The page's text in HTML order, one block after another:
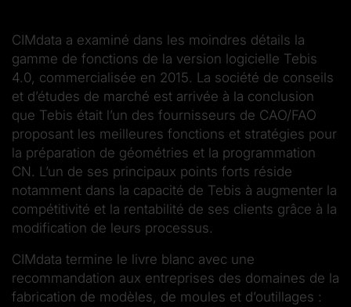
CIMdata a examiné dans les moindres détails la
gamme de fonctions de la version logicielle Tebis
4.0, commercialisée en 2015. La société de conseils
et d’études de marché est arrivée à la conclusion
que Tebis était l’un des fournisseurs de CAO/FAO
proposant les meilleures fonctions et stratégies pour
la préparation de géométries et la programmation
CN. L’un de ses principaux points forts réside
notamment dans la capacité de Tebis à augmenter la
compétitivité et la rentabilité de ses clients grâce à la
modification de leurs processus.
CIMdata termine le livre blanc avec une
recommandation aux entreprises des domaines de la
fabrication de modèles, de moules et d’outillages :